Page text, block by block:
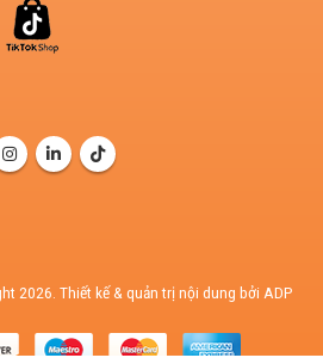
2026. Thiết kế & quản trị nội dung bởi ADP